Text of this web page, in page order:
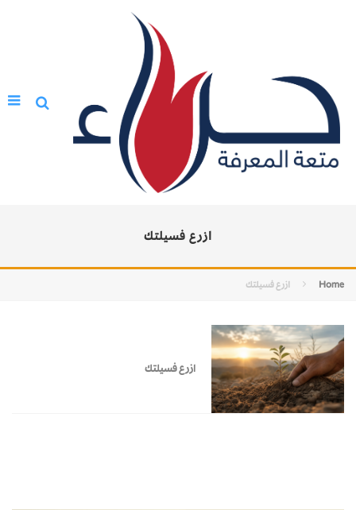
ازرع فسيلتك
Home ازرع فسيلتك
ازرع فسيلتك